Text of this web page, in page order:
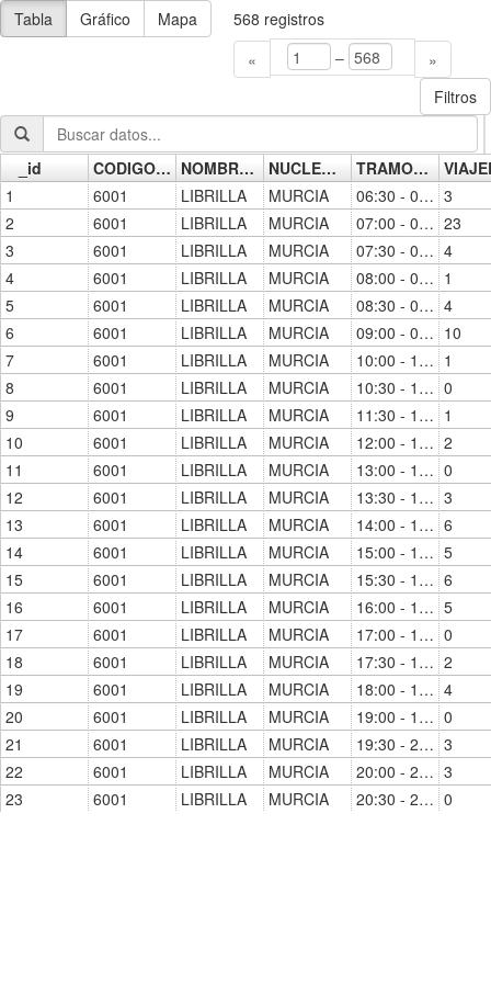
Tabla Gráfico Mapa 568 registros
«
–
»
Filtros
Go »
_id CODIGO_ESTACION NOMBRE_ESTACION NUCLEO_CERCANIAS
TRAMO_HORARIO
1
6001 LIBRILLA MURCIA 06:30 - 07:00 3
2
6001 LIBRILLA MURCIA 07:00 - 07:30 23
3
6001 LIBRILLA MURCIA 07:30 - 08:00 4
4
6001 LIBRILLA MURCIA 08:00 - 08:30 1
5
6001 LIBRILLA MURCIA 08:30 - 09:00 4
6
6001 LIBRILLA MURCIA 09:00 - 09:30 10
7
6001 LIBRILLA MURCIA 10:00 - 10:30 1
8
6001 LIBRILLA MURCIA 10:30 - 11:00 0
9
6001 LIBRILLA MURCIA 11:30 - 12:00 1
10
6001 LIBRILLA MURCIA 12:00 - 12:30 2
11
6001 LIBRILLA MURCIA 13:00 - 13:30 0
12
6001 LIBRILLA MURCIA 13:30 - 14:00 3
13
6001 LIBRILLA MURCIA 14:00 - 14:30 6
14
6001 LIBRILLA MURCIA 15:00 - 15:30 5
15
6001 LIBRILLA MURCIA 15:30 - 16:00 6
16
6001 LIBRILLA MURCIA 16:00 - 16:30 5
17
6001 LIBRILLA MURCIA 17:00 - 17:30 0
18
6001 LIBRILLA MURCIA 17:30 - 18:00 2
19
6001 LIBRILLA MURCIA 18:00 - 18:30 4
20
6001 LIBRILLA MURCIA 19:00 - 19:30 0
21
6001 LIBRILLA MURCIA 19:30 - 20:00 3
22
6001 LIBRILLA MURCIA 20:00 - 20:30 3
23
6001 LIBRILLA MURCIA 20:30 - 21:00 0